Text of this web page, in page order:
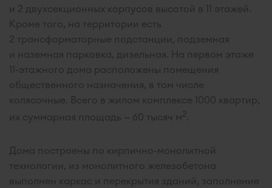
и 2 двухсекционных корпусов высотой в 11 этажей.
Кроме того, на территории есть
2 трансформаторные подстанции, подземная
и наземная парковка, дизельная. На первом этаже
11-этажного дома расположены помещения
общественного назначения, в том числе
колясочные. Всего в жилом комплексе 1000 квартир,
их суммарная площадь — 60 тысяч м2.
Дома построены по кирпично-монолитной
технологии, из монолитного железобетона
выполнен каркас и перекрытия зданий, заполнение